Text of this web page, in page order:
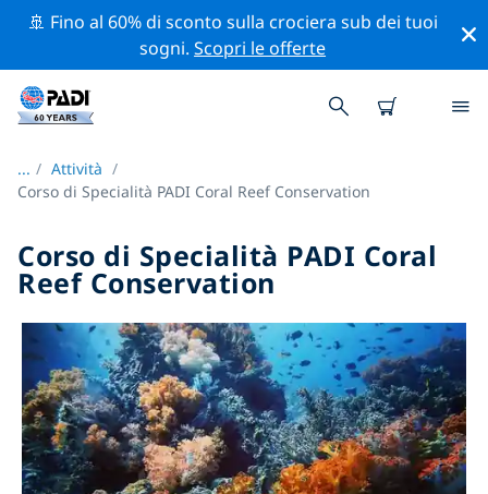
🚢 Fino al 60% di sconto sulla crociera sub dei tuoi
sogni.Scopri le offerte
... / Attività
Corso di Specialità PADI Coral Reef Conservation
Corso di Specialità PADI Coral
Reef Conservation